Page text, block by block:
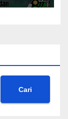
Cari